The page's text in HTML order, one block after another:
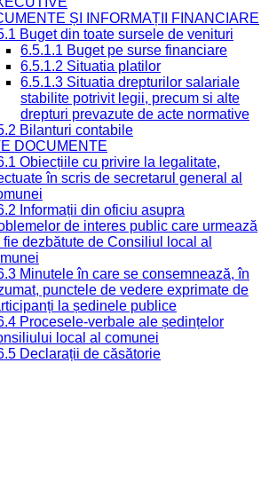
ȘI INFORMAȚII FINANCIARE
Buget din toate sursele de venituri
6.5.1.1 Buget pe surse financiare
6.5.1.2 Situatia platilor
6.5.1.3 Situatia drepturilor salariale
stabilite potrivit legii, precum si alte
drepturi prevazute de acte normative
Bilanturi contabile
DOCUMENTE
Obiecțiile cu privire la legalitate,
în scris de secretarul general al
Informații din oficiu asupra
de interes public care urmează
fie dezbătute de Consiliul local al
Minutele în care se consemnează, în
punctele de vedere exprimate de
la ședinele publice
Procesele-verbale ale ședințelor
local al comunei
Declarații de căsătorie